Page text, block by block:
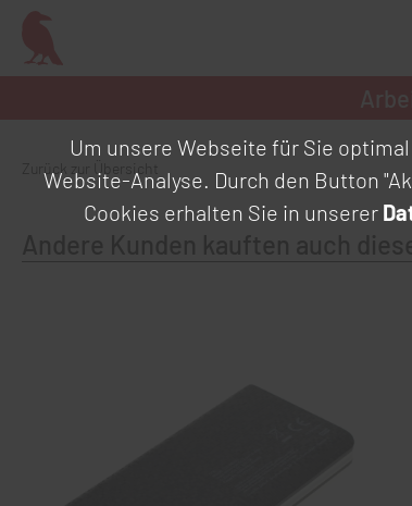
Andere Kunden kauften auch
Um unsere Webseite für Sie
Website-Analyse. Durch den Button
Cookies erhalten Sie in unserer